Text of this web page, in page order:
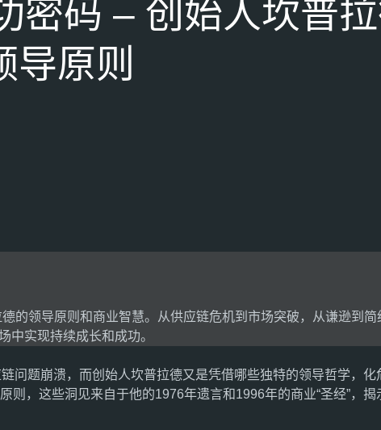
密码 – 创始人坎普
导原则
的领导原则和商业智慧。从供应链危机到市场突破，从谦逊到
中实现持续成长和成功。
问题崩溃，而创始人坎普拉德又是凭借哪些独特的领导哲学，
，这些洞见来自于他的1976年遗言和1996年的商业“圣经”，